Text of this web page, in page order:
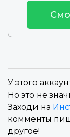
У этого
Но это не
Заходи на
комменты
другое!